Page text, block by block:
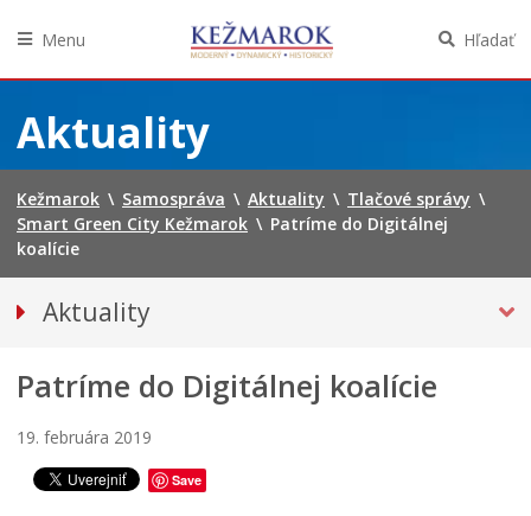
obsah
Menu Hľadať
Aktuality
Kežmarok \ Samospráva \ Aktuality \ Tlačové správy \
Smart Green City Kežmarok \ Patríme do Digitálnej
koalície
Aktuality
Zasadnutia mestského zastupiteľstva
Kontrolné dni
Smart Green City Kežmarok
Patríme do Digitálnej koalície
19. februára 2019
Save
e
h
e
i
r
c
á